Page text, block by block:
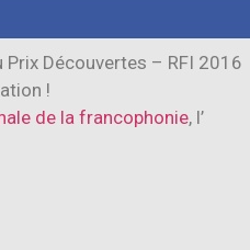
Prix Découvertes – RFI 2016
!
de la francophonie, l’